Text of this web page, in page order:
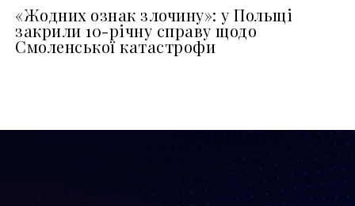
«Жодних ознак злочину»: у Польщі
закрили 10-річну справу щодо
Смоленської катастрофи